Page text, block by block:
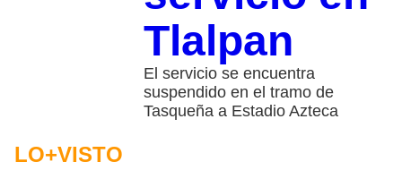
Tlalpan
El servicio se encuentra
suspendido en el tramo de
Tasqueña a Estadio Azteca
LO+VISTO